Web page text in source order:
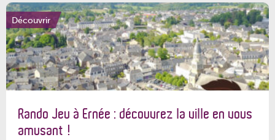
Découvrir
Rando Jeu à Ernée : découvrez la ville en vous
amusant !